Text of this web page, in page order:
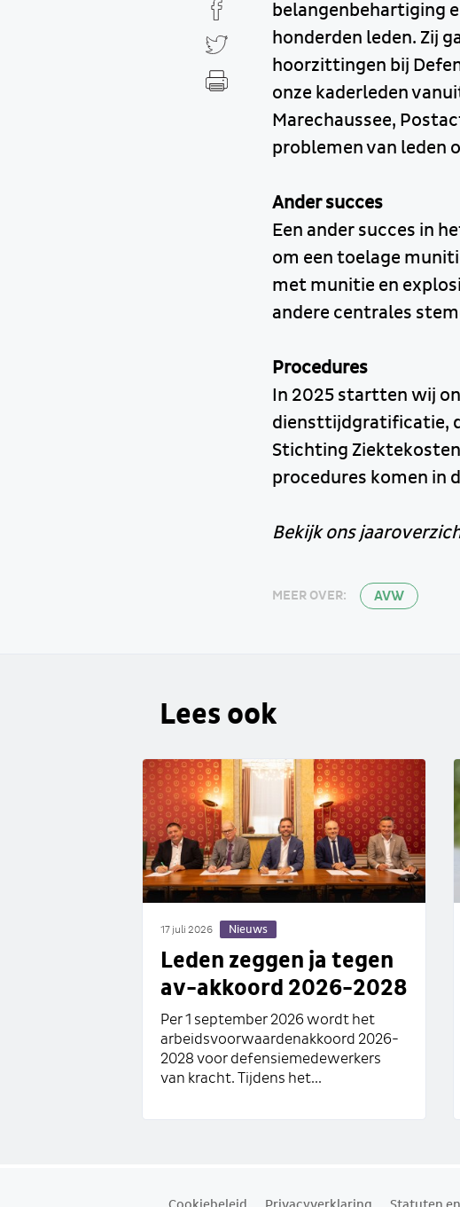
belangenbehartiging
honderden leden. Zij
hoorzittingen bij
onze kaderleden
Marechaussee,
problemen van leden
Ander succes
Een ander succes in
om een toelage
met munitie en
andere centrales
Procedures
In 2025 startten wij
diensttijdgratificatie,
Stichting
procedures komen in
Bekijk ons
MEER OVER: AVW
Lees ook
17 juli 2026 Nieuws
Leden zeggen ja tegen
av-akkoord 2026-2028
Per 1 september 2026 wordt het
arbeidsvoorwaardenakkoord 2026-
2028 voor defensiemedewerkers
van kracht. Tijdens het...